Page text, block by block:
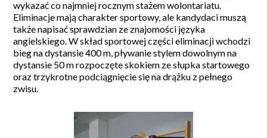
wykazać co najmniej rocznym stażem wolontariatu.
Eliminacje mają charakter sportowy, ale kandydaci muszą
także napisać sprawdzian ze znajomości języka
angielskiego. W skład sportowej części eliminacji wchodzi
bieg na dystansie 400 m, pływanie stylem dowolnym na
dystansie 50 m rozpoczęte skokiem ze słupka startowego
oraz trzykrotne podciągnięcie się na drążku z pełnego
zwisu.